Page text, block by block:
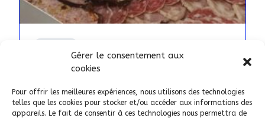
Gérer le consentement aux
cookies
Pour offrir les meilleures expériences, nous utilisons des technologies
telles que les cookies pour stocker et/ou accéder aux informations des
appareils. Le fait de consentir à ces technologies nous permettra de
CAN RAYNAL Boucher
AJOUTÉ LE 7 NOVEMBRE 2024